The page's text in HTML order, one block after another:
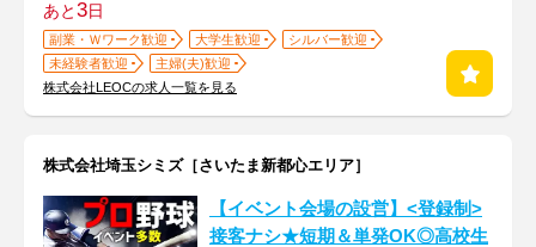
あと3日
副業・Ｗワーク歓迎 大学生歓迎
シルバー歓迎
未経験者歓迎
主婦(夫)歓迎
株式会社LEOCの求人一覧を見る
株式会社埼玉シミズ［さいたま新都心エリア］
【イベント会場の設営】<登録制>
接客ナシ★短期＆単発OK◎高校生